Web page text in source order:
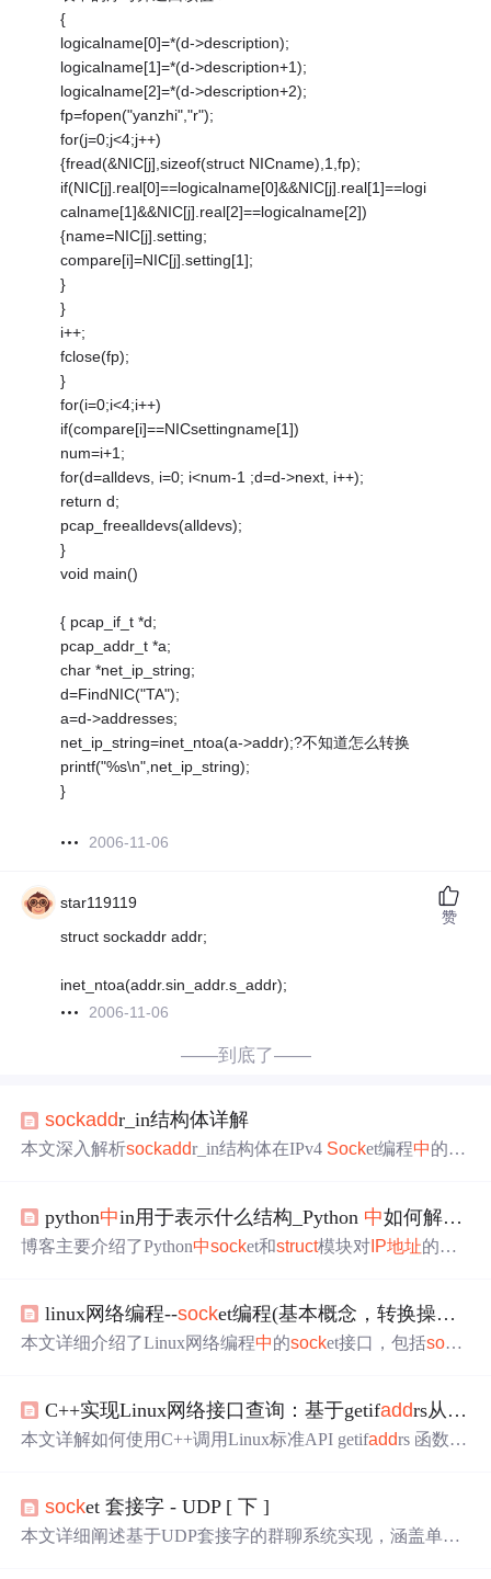
{
logicalname[0]=*(d->description);
logicalname[1]=*(d->description+1);
logicalname[2]=*(d->description+2);
fp=fopen("yanzhi","r");
for(j=0;j<4;j++)
{fread(&NIC[j],sizeof(struct NICname),1,fp);
if(NIC[j].real[0]==logicalname[0]&&NIC[j].real[1]==logi
calname[1]&&NIC[j].real[2]==logicalname[2])
{name=NIC[j].setting;
compare[i]=NIC[j].setting[1];
}
}
i++;
fclose(fp);
}
for(i=0;i<4;i++)
if(compare[i]==NICsettingname[1])
num=i+1;
for(d=alldevs, i=0; i<num-1 ;d=d->next, i++);
return d;
pcap_freealldevs(alldevs);
}
void main()
{ pcap_if_t *d;
pcap_addr_t *a;
char *net_ip_string;
d=FindNIC("TA");
a=d->addresses;
net_ip_string=inet_ntoa(a->addr);?不知道怎么转换
printf("%s\n",net_ip_string);
}
2006-11-06
star119119
struct sockaddr addr;
inet_ntoa(addr.sin_addr.s_addr);
2006-11-06
赞
——到底了——
sockaddr_in结构体详解
本文深入解析sockaddr_in结构体在IPv4 Socket编程中的作
示 Socket API设计中对多协议支持的通用机制。
python中in用于表示什么结构_Python 中如何解析
博客主要介绍了Python中socket和struct模块对 IP地址的转
不同字节序（big - endian和little - endian）对IP地址转换的
影响，同时对比了Python和MySQL中相关函数的差异。
linux网络编程--socket编程(基本概念，转换操作，
本文详细介绍了Linux网络编程中的socket接口，包括sock
如点分十进制到网络序的转换，并讲解了struct sockaddr_i
n等数据结构的使用。最后，讨论了主机名转换操作及其相
C++实现Linux网络接口查询：基于getifaddrs从 IP地
本文详解如何使用C++调用Linux标准API getifaddrs 函数，
型对比、structifadd rs 数据结构解析、RAII内存管理、地
址族识别与二进制精确匹配、UP状态过滤、IPv6链路本地
socket 套接字 - UDP [ 下 ]
本文详细阐述基于UDP套接字的群聊系统实现，涵盖单线